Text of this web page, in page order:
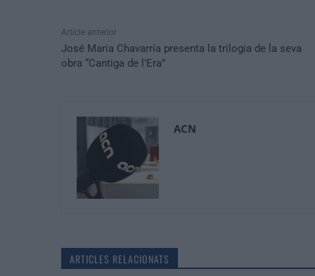
Article anterior
José Maria Chavarría presenta la trilogia de la seva
obra “Cantiga de l’Era”
ACN
ARTICLES RELACIONATS